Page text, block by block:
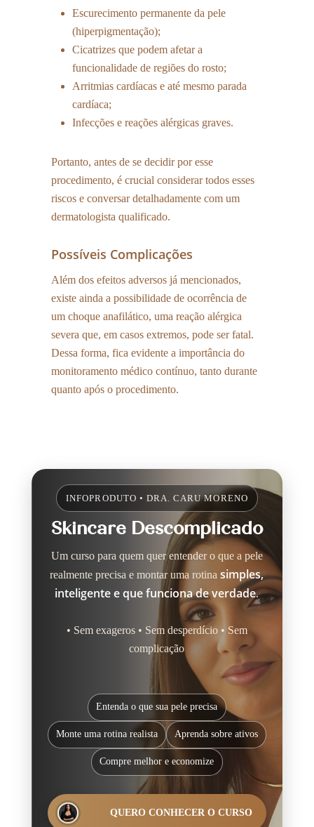
Escurecimento permanente da pele
(hiperpigmentação);
Cicatrizes que podem afetar a
funcionalidade de regiões do rosto;
Arritmias cardíacas e até mesmo parada
cardíaca;
Infecções e reações alérgicas graves.
Portanto, antes de se decidir por esse
procedimento, é crucial considerar todos esses
riscos e conversar detalhadamente com um
dermatologista qualificado.
Possíveis Complicações
Além dos efeitos adversos já mencionados,
existe ainda a possibilidade de ocorrência de
um choque anafilático, uma reação alérgica
severa que, em casos extremos, pode ser fatal.
Dessa forma, fica evidente a importância do
monitoramento médico contínuo, tanto durante
quanto após o procedimento.
INFOPRODUTO • DRA. CARU MORENO
Skincare Descomplicado
Um curso para quem quer entender o que a pele
realmente precisa e montar uma rotinasimples,
inteligente e que funciona de verdade.
• Sem exageros • Sem desperdício • Sem
complicação
Entenda o que sua pele precisa
Monte uma rotina realista Aprenda sobre ativos
Compre melhor e economize
QUERO CONHECER O CURSO
Skincare Descomplicado